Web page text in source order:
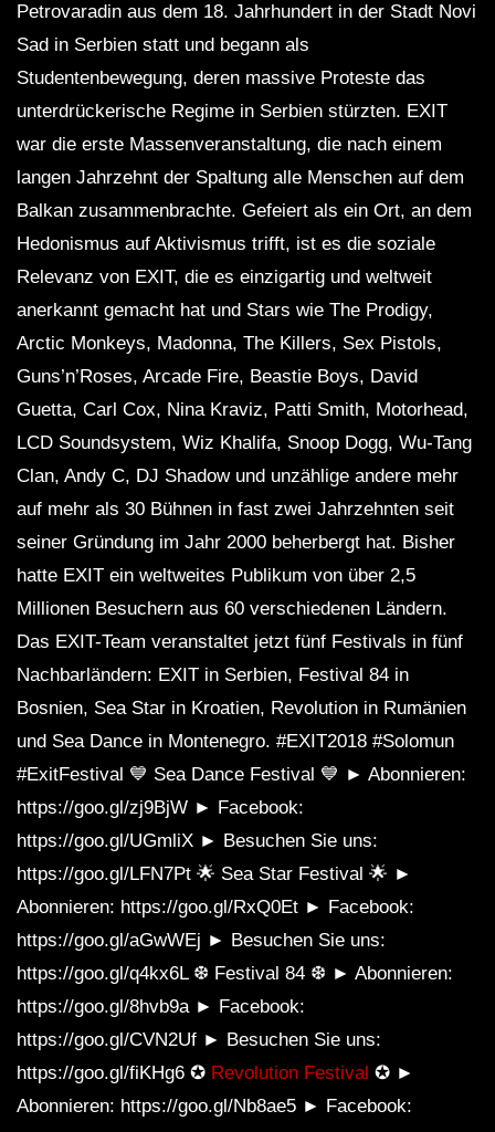
Petrovaradin aus dem 18. Jahrhundert in der Stadt Novi
Sad in Serbien statt und begann als
Studentenbewegung, deren massive Proteste das
unterdrückerische Regime in Serbien stürzten. EXIT
war die erste Massenveranstaltung, die nach einem
langen Jahrzehnt der Spaltung alle Menschen auf dem
Balkan zusammenbrachte. Gefeiert als ein Ort, an dem
Hedonismus auf Aktivismus trifft, ist es die soziale
Relevanz von EXIT, die es einzigartig und weltweit
anerkannt gemacht hat und Stars wie The Prodigy,
Arctic Monkeys, Madonna, The Killers, Sex Pistols,
Guns’n’Roses, Arcade Fire, Beastie Boys, David
Guetta, Carl Cox, Nina Kraviz, Patti Smith, Motorhead,
LCD Soundsystem, Wiz Khalifa, Snoop Dogg, Wu-Tang
Clan, Andy C, DJ Shadow und unzählige andere mehr
auf mehr als 30 Bühnen in fast zwei Jahrzehnten seit
seiner Gründung im Jahr 2000 beherbergt hat. Bisher
hatte EXIT ein weltweites Publikum von über 2,5
Millionen Besuchern aus 60 verschiedenen Ländern.
Das EXIT-Team veranstaltet jetzt fünf Festivals in fünf
Nachbarländern: EXIT in Serbien, Festival 84 in
Bosnien, Sea Star in Kroatien, Revolution in Rumänien
und Sea Dance in Montenegro. #EXIT2018 #Solomun
#ExitFestival 💙 Sea Dance Festival 💙 ► Abonnieren:
https://goo.gl/zj9BjW ► Facebook:
https://goo.gl/UGmliX ► Besuchen Sie uns:
https://goo.gl/LFN7Pt 🌟 Sea Star Festival 🌟 ►
Abonnieren: https://goo.gl/RxQ0Et ► Facebook:
https://goo.gl/aGwWEj ► Besuchen Sie uns:
https://goo.gl/q4kx6L ❆ Festival 84 ❆ ► Abonnieren:
https://goo.gl/8hvb9a ► Facebook:
https://goo.gl/CVN2Uf ► Besuchen Sie uns:
https://goo.gl/fiKHg6 ✪ Revolution Festival ✪ ►
Abonnieren: https://goo.gl/Nb8ae5 ► Facebook: